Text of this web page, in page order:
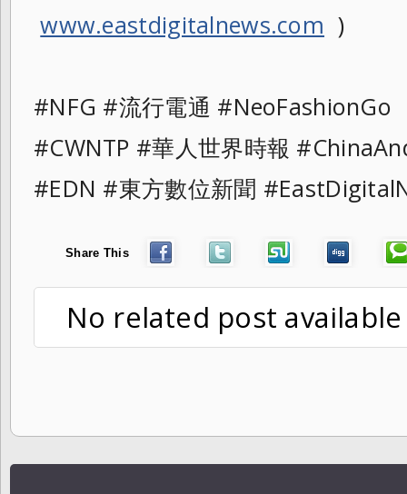
www.eastdigitalnews.com )
#NFG #流行電通
#CWNTP #華人世界時報
#EDN #東方數位新聞
Share This
No related post available